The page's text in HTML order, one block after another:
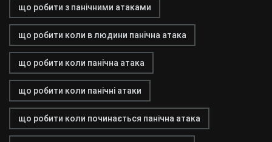
що робити з панічними атаками
що робити коли в людини панічна атака
що робити коли панічна атака
що робити коли панічні атаки
що робити коли починається панічна атака